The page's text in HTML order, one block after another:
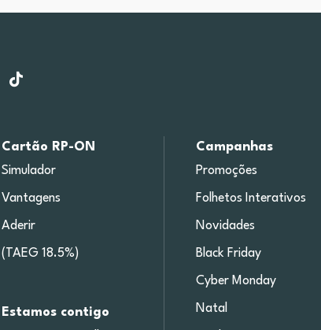
Cartão RP-ON
Simulador
Vantagens
Aderir
(TAEG 18.5%)
Estamos contigo
Campanhas
Promoções
Folhetos Interativos
Novidades
Black Friday
Cyber Monday
Natal